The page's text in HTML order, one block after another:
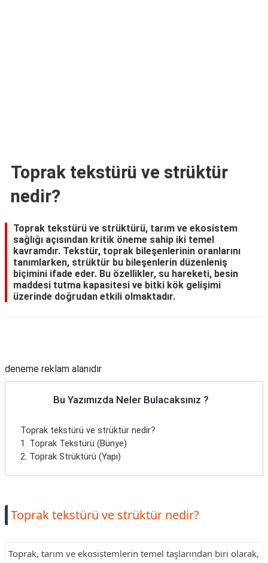
Toprak tekstürü ve strüktür
nedir?
Toprak tekstürü ve strüktürü, tarım ve ekosistem
sağlığı açısından kritik öneme sahip iki temel
kavramdır. Tekstür, toprak bileşenlerinin oranlarını
tanımlarken, strüktür bu bileşenlerin düzenleniş
biçimini ifade eder. Bu özellikler, su hareketi, besin
maddesi tutma kapasitesi ve bitki kök gelişimi
üzerinde doğrudan etkili olmaktadır.
deneme reklam alanıdır
Bu Yazımızda Neler Bulacaksınız ?
Toprak tekstürü ve strüktür nedir?
1. Toprak Tekstürü (Bünye)
2. Toprak Strüktürü (Yapı)
Toprak tekstürü ve strüktür nedir?
Toprak, tarım ve ekosistemlerin temel taşlarından biri olarak,